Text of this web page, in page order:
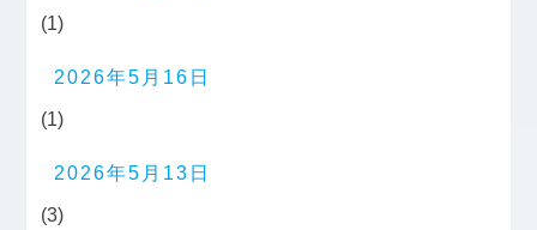
(1)
2026年5月16日
(1)
2026年5月13日
(3)